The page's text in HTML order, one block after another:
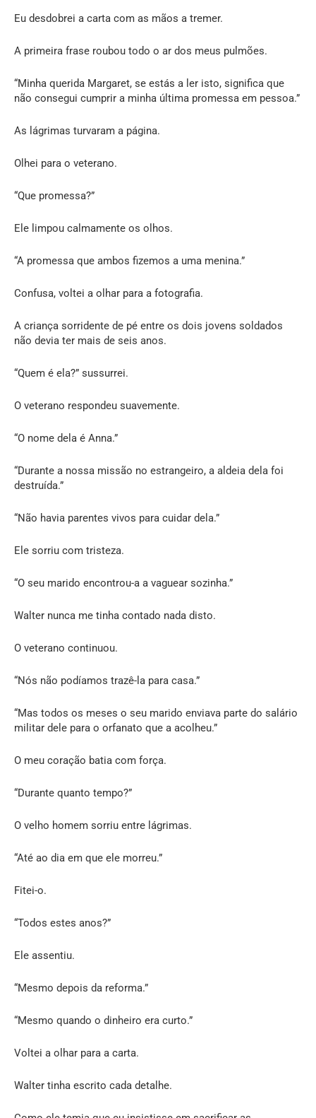
Eu desdobrei a carta com as mãos a tremer.
A primeira frase roubou todo o ar dos meus pulmões.
“Minha querida Margaret, se estás a ler isto, significa que
não consegui cumprir a minha última promessa em pessoa.”
As lágrimas turvaram a página.
Olhei para o veterano.
“Que promessa?”
Ele limpou calmamente os olhos.
“A promessa que ambos fizemos a uma menina.”
Confusa, voltei a olhar para a fotografia.
A criança sorridente de pé entre os dois jovens soldados
não devia ter mais de seis anos.
“Quem é ela?” sussurrei.
O veterano respondeu suavemente.
“O nome dela é Anna.”
“Durante a nossa missão no estrangeiro, a aldeia dela foi
destruída.”
“Não havia parentes vivos para cuidar dela.”
Ele sorriu com tristeza.
“O seu marido encontrou-a a vaguear sozinha.”
Walter nunca me tinha contado nada disto.
O veterano continuou.
“Nós não podíamos trazê-la para casa.”
“Mas todos os meses o seu marido enviava parte do salário
militar dele para o orfanato que a acolheu.”
O meu coração batia com força.
“Durante quanto tempo?”
O velho homem sorriu entre lágrimas.
“Até ao dia em que ele morreu.”
Fitei-o.
“Todos estes anos?”
Ele assentiu.
“Mesmo depois da reforma.”
“Mesmo quando o dinheiro era curto.”
Voltei a olhar para a carta.
Walter tinha escrito cada detalhe.